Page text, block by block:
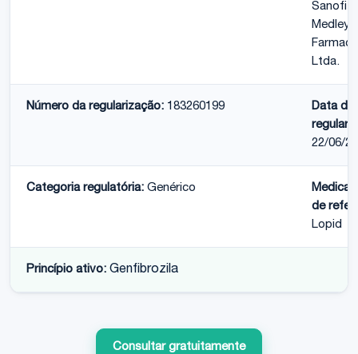
Sanofi
Medley
Ltda.
Número da regularização: 183260199
Data da
22/06/
Categoria regulatória: Genérico
de
Lopid
Princípio ativo: Genfibrozila
Consultar gratuitamente